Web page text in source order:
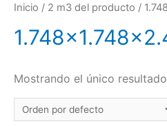
Inicio / 2 m3 del producto /
Mostrando el único resultado